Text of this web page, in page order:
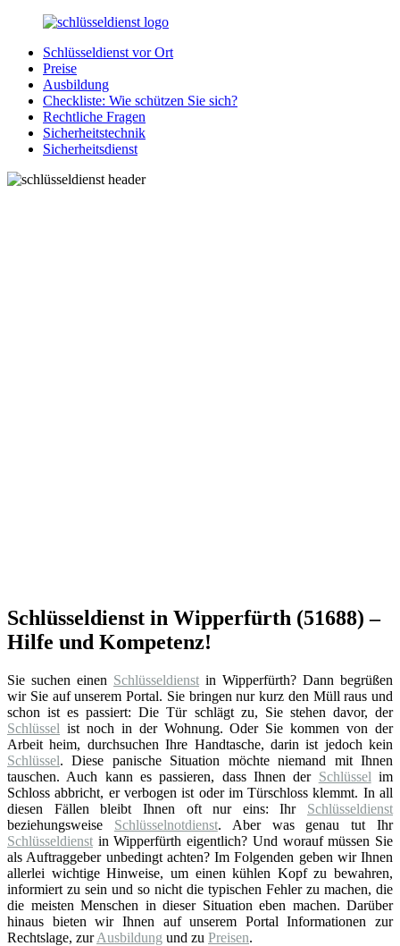
Zurück
Inhalt
SchluesseldienstDirekt.de
Ihre
Notlage
wird
gelöst!
Schlüsseldienst vor Ort
Preise
Ausbildung
Checkliste: Wie schützen Sie sich?
Rechtliche Fragen
Sicherheitstechnik
Sicherheitsdienst
Schlüsseldienst in Wipperfürth (51688) –
Hilfe und Kompetenz!
Sie suchen einen Schlüsseldienst in Wipperfürth? Dann begrüßen
wir Sie auf unserem Portal. Sie bringen nur kurz den Müll raus und
schon ist es passiert: Die Tür schlägt zu, Sie stehen davor, der
Schlüssel ist noch in der Wohnung. Oder Sie kommen von der
Arbeit heim, durchsuchen Ihre Handtasche, darin ist jedoch kein
Schlüssel. Diese panische Situation möchte niemand mit Ihnen
tauschen. Auch kann es passieren, dass Ihnen der Schlüssel im
Schloss abbricht, er verbogen ist oder im Türschloss klemmt. In all
diesen Fällen bleibt Ihnen oft nur eins: Ihr Schlüsseldienst
beziehungsweise Schlüsselnotdienst. Aber was genau tut Ihr
Schlüsseldienst in Wipperfürth eigentlich? Und worauf müssen Sie
als Auftraggeber unbedingt achten? Im Folgenden geben wir Ihnen
allerlei wichtige Hinweise, um einen kühlen Kopf zu bewahren,
informiert zu sein und so nicht die typischen Fehler zu machen, die
die meisten Menschen in dieser Situation eben machen. Darüber
hinaus bieten wir Ihnen auf unserem Portal Informationen zur
Rechtslage, zurAusbildung und zu Preisen.